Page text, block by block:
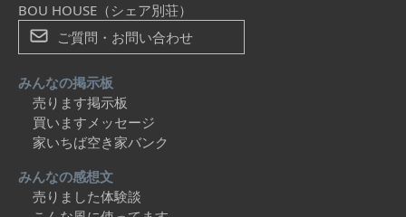
BOU HOUSE（シェア別荘）
ご質問・お問い合わせ
みんなの掲示板
売ります掲示板
買いますメッセージ
家いちば空き家バンク
みんなの感想文
売りました体験談